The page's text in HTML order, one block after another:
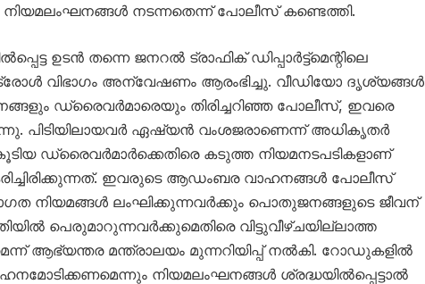
നടന്നതെന്ന് പോലീസ് കണ്ടെത്തി.
ഉടൻ തന്നെ ജനറൽ ട്രാഫിക് ഡിപ്പാർട്ട്‌മെന്റിലെ
വിഭാഗം അന്വേഷണം ആരംഭിച്ചു. വീഡിയോ ദൃശ്യങ്ങൾ
ഡ്രൈവർമാരെയും തിരിച്ചറിഞ്ഞ പോലീസ്, ഇവരെ
പിടിയിലായവർ ഏഷ്യൻ വംശജരാണെന്ന് അധികൃതർ
ഡ്രൈവർമാർക്കെതിരെ കടുത്ത നിയമനടപടികളാണ്
ഇവരുടെ ആഡംബര വാഹനങ്ങൾ പോലീസ്
നിയമങ്ങൾ ലംഘിക്കുന്നവർക്കും പൊതുജനങ്ങളുടെ ജീവന്
പെരുമാറുന്നവർക്കുമെതിരെ വിട്ടുവീഴ്ചയില്ലാത്ത
ആഭ്യന്തര മന്ത്രാലയം മുന്നറിയിപ്പ് നൽകി. റോഡുകളിൽ
നിയമലംഘനങ്ങൾ ശ്രദ്ധയിൽപ്പെട്ടാൽ